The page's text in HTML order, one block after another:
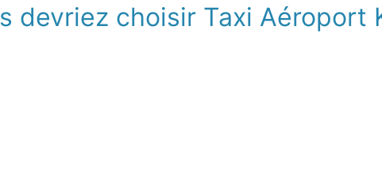
devriez choisir Taxi Aéroport